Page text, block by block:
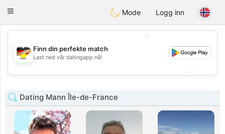
Deutsch Dating
Toggle
Mode Logg inn
💖
💕
Finn din perfekte match
Last ned vår datingapp nå!
Dating Mann Île-de-France